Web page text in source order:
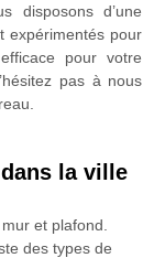
disposons d’une
expérimentés pour
pour votre
pas à nous
la ville
et plafond.
des types de